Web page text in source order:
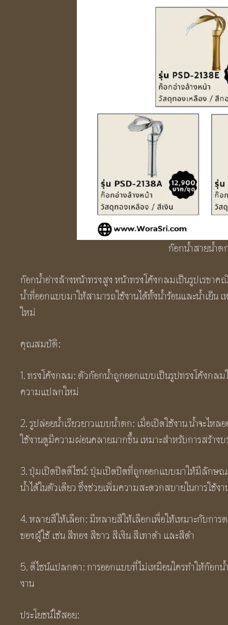
ก๊อกน้ำสายน้ำต
ก๊อกน้ำอ่างล้างหน้าทรงสูง หน้าทรงโค้งกลมเป็นรูปเรข
น้ำที่ออกแบบมาให้สามารถใช้งานได้ทั้งน้ำร้อนและน้ำเ
ใหม่
คุณสมบัติ:
1. ทรงโค้งกลม: ตัวก๊อกน้ำถูกออกแบบเป็นรูปทรงโค้งกล
ความแปลกใหม่
2. รูปล่อยน้ำเรียวยาวแบบน้ำตก: เมื่อเปิดใช้งาน น้ำจะไ
ใช้งานดูมีความผ่อนคลายมากขึ้น เหมาะสำหรับการสร้างบ
3. ปุ่มเปิดปิดดีไซน์: ปุ่มเปิดปิดที่ถูกออกแบบมาให้มีลักษณ
น้ำได้ในตัวเดียว ซึ่งช่วยเพิ่มความสะดวกสบายในการใช้ง
4. หลายสีให้เลือก: มีหลายสีให้เลือกเพื่อให้เหมาะกับก
ของผู้ใช้ เช่น สีทอง สีขาว สีเงิน สีเทาดำ และสีดำ
5. ดีไซน์แปลกตา: การออกแบบที่ไม่เหมือนใครทำให้ก๊อ
งาน
ประโยชน์ใช้สอย: